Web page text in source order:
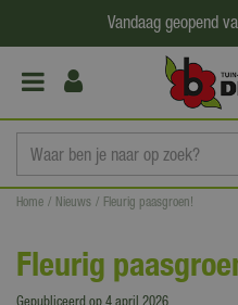
a
Home Nieuws Fleurig paasgroen!
Vandaag geopend
Fleurig